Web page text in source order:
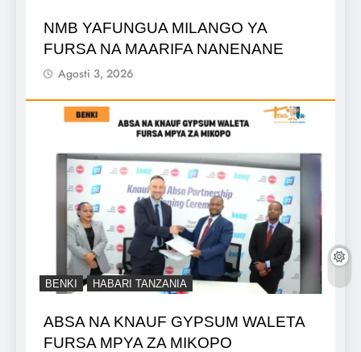
NMB YAFUNGUA MILANGO YA
FURSA NA MAARIFA NANENANE
Agosti 3, 2026
BENKI HABARI TANZANIA
ABSA NA KNAUF GYPSUM WALETA
FURSA MPYA ZA MIKOPO